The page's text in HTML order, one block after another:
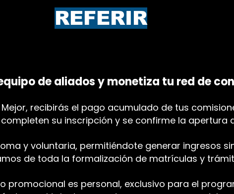
REFERIR
de aliados y monetiza tu red de
recibirás el pago acumulado de tus
su inscripción y se confirme la apertura
y voluntaria, permitiéndote generar ingresos
de toda la formalización de matrículas y
promocional es personal, exclusivo para el